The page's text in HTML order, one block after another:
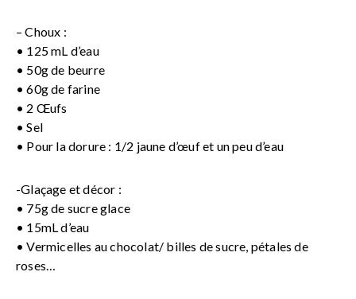
– Choux :
• 125 mL d’eau
• 50g de beurre
• 60g de farine
• 2 Œufs
• Sel
• Pour la dorure : 1/2 jaune d’œuf et un peu d’eau
-Glaçage et décor :
• 75g de sucre glace
• 15mL d’eau
• Vermicelles au chocolat/ billes de sucre, pétales de
roses…